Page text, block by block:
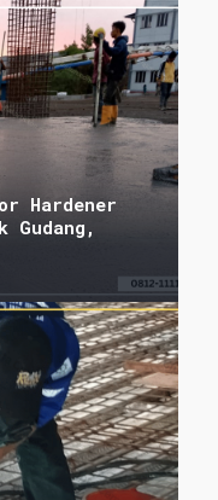
Hardener